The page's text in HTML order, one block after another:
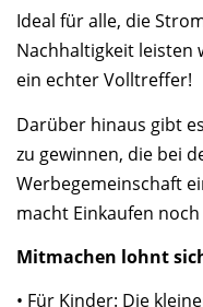
Ideal für alle, die
Nachhaltigkeit leisten
ein echter Volltreffer!
Darüber hinaus gibt
zu gewinnen, die bei
Werbegemeinschaft
macht Einkaufen
Mitmachen lohnt
• Für Kinder: Die